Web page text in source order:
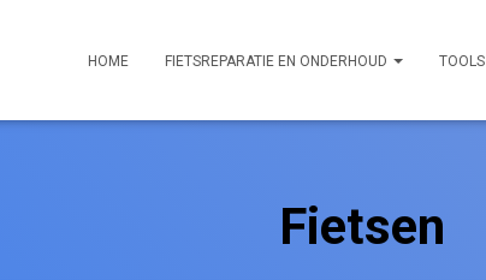
HOME FIETSREPARATIE EN ONDERHOUD TOOLS
Fietsen